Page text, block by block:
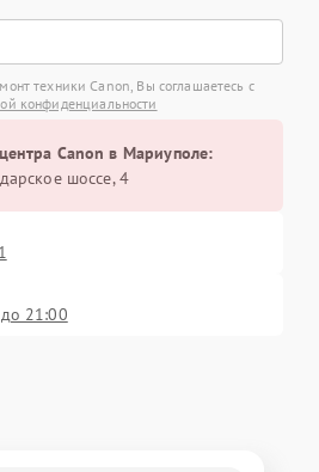
техники Canon, Вы соглашаетесь с
конфиденциальности
Canon в Мариуполе:
шоссе, 4
21:00